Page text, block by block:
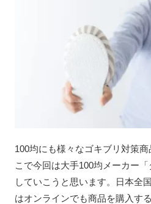
100均にも様々なゴキブリ対策
こで今回は大手100均メーカー
していこうと思います。日本全
はオンラインでも商品を購入す